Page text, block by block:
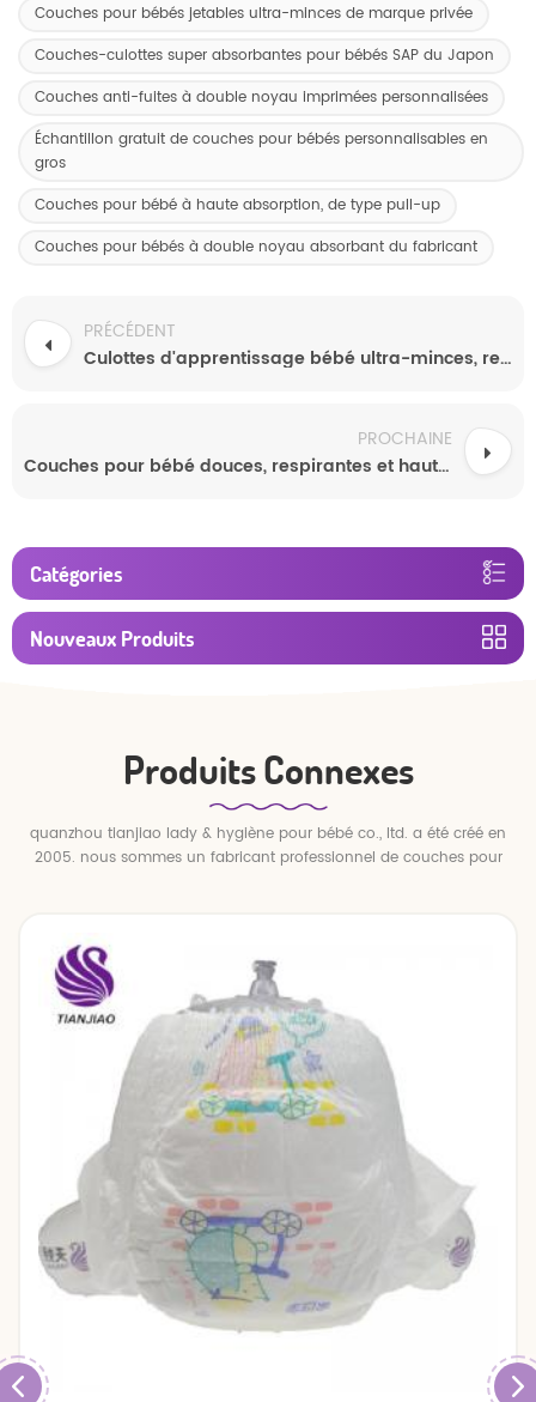
Couches pour bébés jetables ultra-minces de marque privée
Couches-culottes super absorbantes pour bébés SAP du Japon
Couches anti-fuites à double noyau imprimées personnalisées
Échantillon gratuit de couches pour bébés personnalisables en
gros
Couches pour bébé à haute absorption, de type pull-up
Couches pour bébés à double noyau absorbant du fabricant
PRÉCÉDENT
Culottes d'apprentissage bébé ultra-minces, respirantes et anti-fuites de qualité supérieure
PROCHAINE
Couches pour bébé douces, respirantes et hautement absorbantes, imprimées sur mesure
Catégories
Nouveaux Produits
Produits Connexes
quanzhou tianjiao lady & hygiène pour bébé co., ltd. a été créé en
2005. nous sommes un fabricant professionnel de couches pour